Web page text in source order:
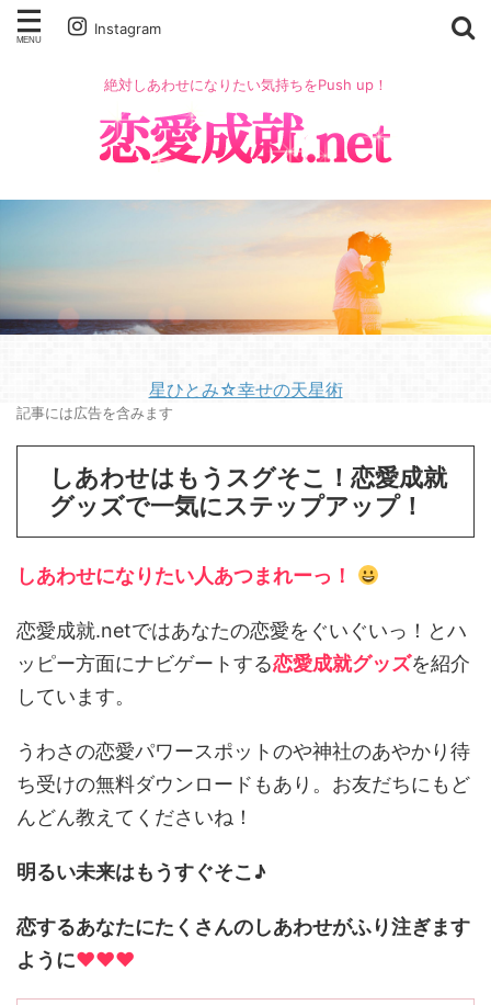
Instagram
就の旅
絶対しあわせになりたい気持ちをPush up！
星ひとみ☆幸せの天星術
記事には広告を含みます
しあわせはもうスグそこ！恋愛成就
グッズで一気にステップアップ！
しあわせになりたい人あつまれーっ！
恋愛成就.netではあなたの恋愛をぐいぐいっ！とハ
ッピー方面にナビゲートする恋愛成就グッズを紹介
しています。
うわさの恋愛パワースポットのや神社のあやかり待
ち受けの無料ダウンロードもあり。お友だちにもど
んどん教えてくださいね！
明るい未来はもうすぐそこ♪
恋するあなたにたくさんのしあわせがふり注ぎます
ように♥♥♥